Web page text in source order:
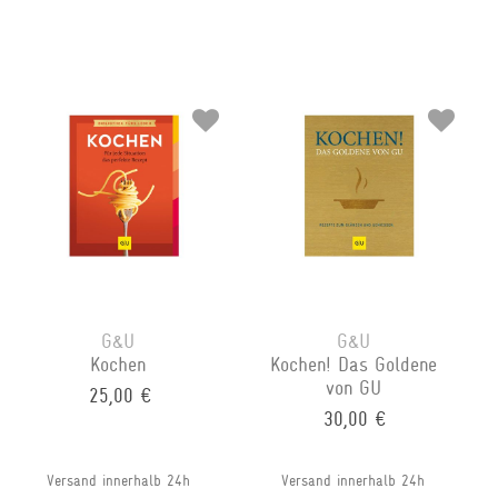
G&U
Kochen
25,00 €
Versand innerhalb 24h
G&U
Kochen! Das Goldene
von GU
30,00 €
Versand innerhalb 24h